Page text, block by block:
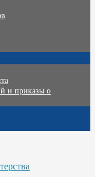
и приказы о